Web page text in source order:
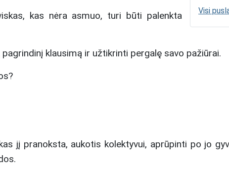
Visi
kas nėra asmuo, turi būti palenkta
pagrindinį klausimą ir užtikrinti pergalę savo pažiūrai.
jį pranoksta, aukotis kolektyvui, aprūpinti po jo